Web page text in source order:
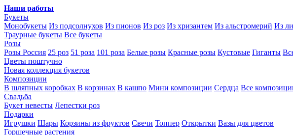
Наши работы
Букеты
Монобукеты Из подсолнухов Из пионов Из роз Из хризантем Из альстромерий Из
Траурные букеты Все букеты
Розы
Розы Россия 25 роз 51 роза 101 роза Белые розы Красные розы Кустовые Гиганты
Цветы поштучно
Новая коллекция букетов
Композиции
В шляпных коробках В корзинах В кашпо Мини композиции Сердца Все
Свадьба
Букет невесты Лепестки роз
Подарки
Игрушки Шары Корзины из фруктов Свечи Топпер Открытки Вазы для цветов
Горшечные растения